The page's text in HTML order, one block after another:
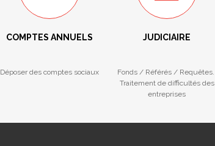
COMPTES ANNUELS
Déposer des comptes sociaux
JUDICIAIRE
Fonds / Référés / Requêtes.
Traitement de difficultés des
entreprises